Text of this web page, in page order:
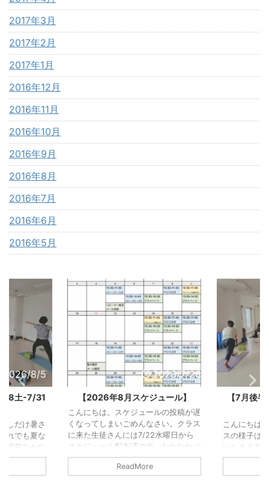
2017年3月
2017年2月
2017年1月
2016年12月
2016年11月
2016年10月
2016年9月
2016年8月
2016年7月
2016年6月
2016年5月
7/28
ール】
い。クラス
曜日から
なかなかバ
クラスの様
2026/7/30
【7月後半予約状況】7/1水-7/15
水の様子
こんにちは。今回もまた冒頭分とクラ
スの様子はあとから追記します。と書
いたままあっとう間に7月も終わりそ
うになっています。（今は7/30）と
いうことでクラスの様子は今回、写真
ReadMore
【7月
こんにちは
先にアップ
クラスの様
のことです